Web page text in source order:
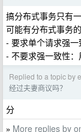
搞分布式事务只有
可能有分布式事务的
- 要求单个请求强
- 不要求强一致性
Replied to a topic by
经过夫妻商议吗？
分
» More replies by